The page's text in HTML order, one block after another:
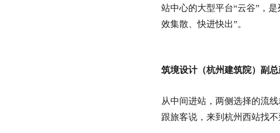
站中心的大型平台“云谷”，
效集散、快进快出”。
筑境设计（杭州建筑院）副
从中间进站，两侧选择的流
跟旅客说，来到杭州西站找